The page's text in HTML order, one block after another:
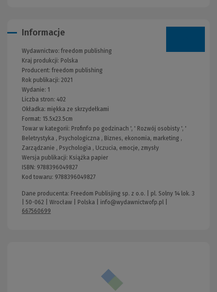
Informacje
Wydawnictwo:freedom publishing
Kraj produkcji: Polska
Producent:freedom publishing
Rok publikacji: 2021
Wydanie: 1
Liczba stron: 402
Okładka: miękka ze skrzydełkami
Format: 15.5x23.5cm
Towar w kategorii: Profinfo po godzinach ', ' Rozwój osobisty ', '
Beletrystyka , Psychologiczna , Biznes, ekonomia, marketing ,
Zarządzanie , Psychologia , Uczucia, emocje, zmysły
Wersja publikacji: Książka papier
ISBN: 9788396049827
Kod towaru: 9788396049827
Dane producenta: Freedom Publisjing sp. z o.o. | pl. Solny 14 lok. 3
| 50-062 | Wrocław | Polska | info@wydawnictwofp.pl
667560699